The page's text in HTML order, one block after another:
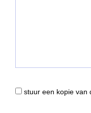
stuur een kopie van